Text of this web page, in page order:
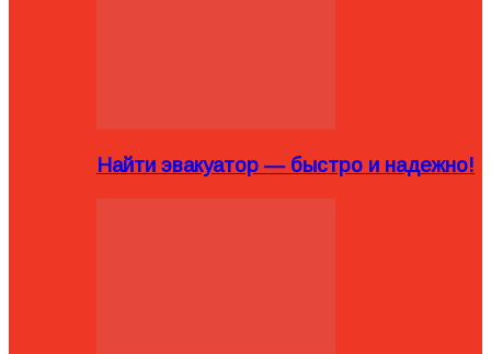
Найти эвакуатор — быстро и надежно!